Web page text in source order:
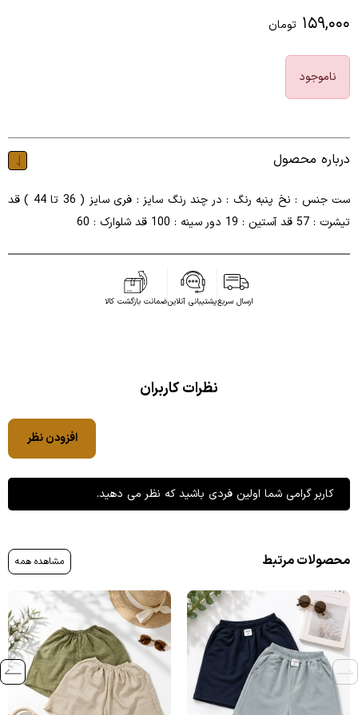
۱۵۹,۰۰۰ تومان
ناموجود
درباره محصول
ست جنس : نخ پنبه رنگ : در چند رنگ سایز : فری سایز ( 36 تا 44 ) قد
تیشرت : 57 قد آستین : 19 دور سینه : 100 قد شلوارک : 60
ارسال سریعپشتیبانی آنلاینضمانت بازگشت کالا
نظرات کاربران
افزودن نظر
کاربر گرامی شما اولین فردی باشید که نظر می دهید.
محصولات مرتبط مشاهده همه